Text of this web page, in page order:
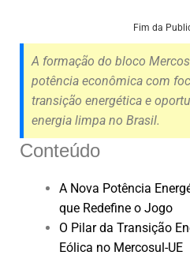
s
A
p
p
e
b
o
o
k
e
dI
n
ai
l
Fim da
A formação do bloco
potência econômica com
transição energética e
energia limpa no Brasil.
Conteúdo
A Nova Potência
que Redefine o Jogo
O Pilar da Transição
Eólica no Mercosul-UE